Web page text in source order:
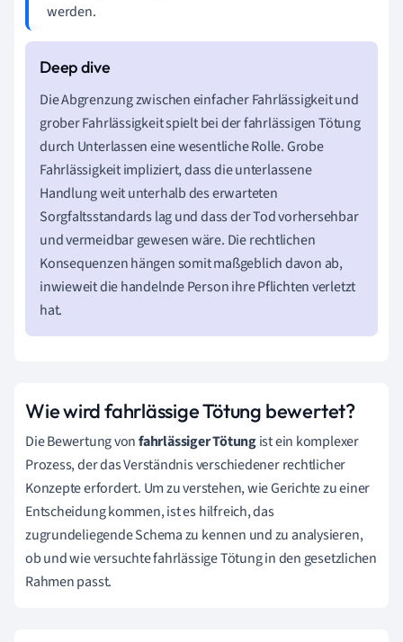
werden.
Die Abgrenzung zwischen einfacher Fahrlässigkeit und
grober Fahrlässigkeit spielt bei der fahrlässigen Tötung
durch Unterlassen eine wesentliche Rolle. Grobe
Fahrlässigkeit impliziert, dass die unterlassene
Handlung weit unterhalb des erwarteten
Sorgfaltsstandards lag und dass der Tod vorhersehbar
und vermeidbar gewesen wäre. Die rechtlichen
Konsequenzen hängen somit maßgeblich davon ab,
inwieweit die handelnde Person ihre Pflichten verletzt
hat.
Wie wird fahrlässige Tötung bewertet?
Die Bewertung vonfahrlässiger Tötungist ein komplexer
Prozess, der das Verständnis verschiedener rechtlicher
Konzepte erfordert. Um zu verstehen, wie Gerichte zu einer
Entscheidung kommen, ist es hilfreich, das
zugrundeliegende Schema zu kennen und zu analysieren,
ob und wie versuchte fahrlässige Tötung in den gesetzlichen
Rahmen passt.